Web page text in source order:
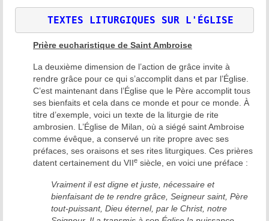
TEXTES LITURGIQUES SUR L'ÉGLISE
Prière eucharistique de Saint Ambroise
La deuxième dimension de l’action de grâce invite à
rendre grâce pour ce qui s’accomplit dans et par l’Église.
C’est maintenant dans l’Église que le Père accomplit tous
ses bienfaits et cela dans ce monde et pour ce monde. À
titre d’exemple, voici un texte de la liturgie de rite
ambrosien. L’Église de Milan, où a siégé saint Ambroise
comme évêque, a conservé un rite propre avec ses
préfaces, ses oraisons et ses rites liturgiques. Ces prières
datent certainement du VIIe siècle, en voici une préface :
Vraiment il est digne et juste, nécessaire et
bienfaisant de te rendre grâce, Seigneur saint, Père
tout-puissant, Dieu éternel, par le Christ, notre